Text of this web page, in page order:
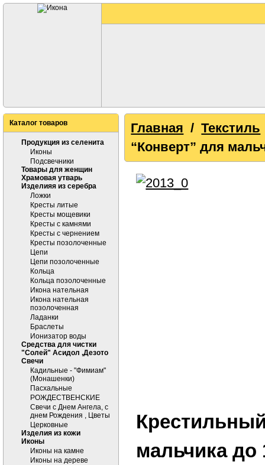
Каталог товаров
Продукция из селенита
Иконы
Подсвечники
Товары для женщин
Храмовая утварь
Изделияя из серебра
Ложки
Кресты литые
Кресты мощевики
Кресты с камнями
Кресты с чернением
Кресты позолоченные
Цепи
Цепи позолоченные
Кольца
Кольца позолоченные
Икона нательная
Икона нательная
позолоченная
Ладанки
Браслеты
Ионизатор воды
Средства для чистки
"Солей" Асидол ,Дезото
Cвечи
Кадильные - "Фимиам"
(Монашенки)
Пасхальные
РОЖДЕСТВЕНСКИЕ
Свечи с Днем Ангела, с
днем Рождения , Цветы
Церковные
Изделия из кожи
Иконы
Иконы на камне
Иконы на дереве
Главная /Текстиль
“Конверт” для
мальчика до